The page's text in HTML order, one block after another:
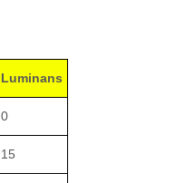
Luminans
0
15